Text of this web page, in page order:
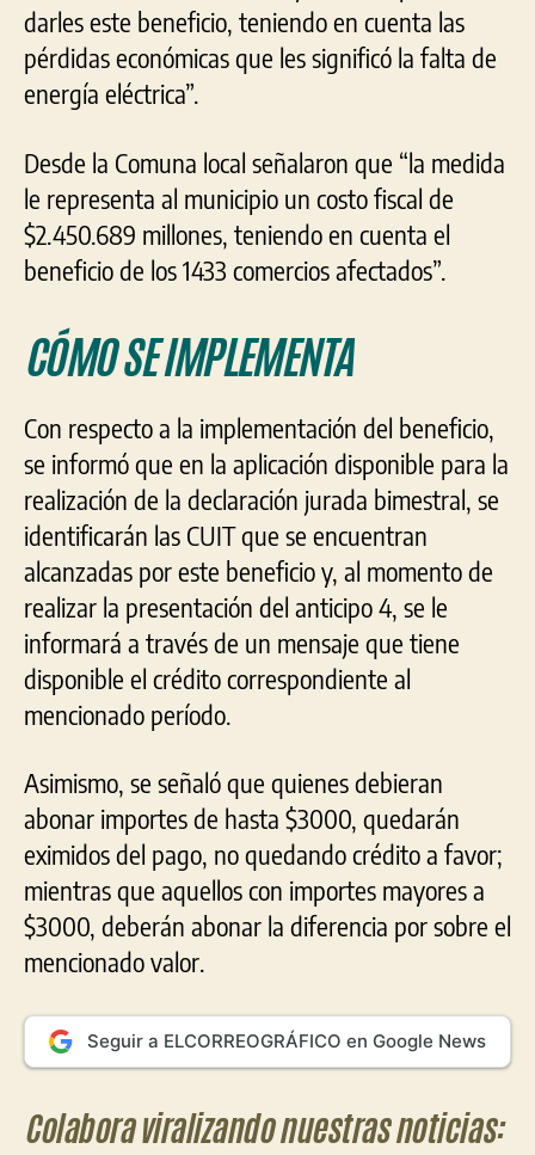
darles este beneficio, teniendo en cuenta las
pérdidas económicas que les significó la falta de
energía eléctrica”.
Desde la Comuna local señalaron que “la medida
le representa al municipio un costo fiscal de
$2.450.689 millones, teniendo en cuenta el
beneficio de los 1433 comercios afectados”.
CÓMO SE IMPLEMENTA
Con respecto a la implementación del beneficio,
se informó que en la aplicación disponible para la
realización de la declaración jurada bimestral, se
identificarán las CUIT que se encuentran
alcanzadas por este beneficio y, al momento de
realizar la presentación del anticipo 4, se le
informará a través de un mensaje que tiene
disponible el crédito correspondiente al
mencionado período.
Asimismo, se señaló que quienes debieran
abonar importes de hasta $3000, quedarán
eximidos del pago, no quedando crédito a favor;
mientras que aquellos con importes mayores a
$3000, deberán abonar la diferencia por sobre el
mencionado valor.
Seguir a ELCORREOGRÁFICO en Google News
Colabora viralizando nuestras noticias: